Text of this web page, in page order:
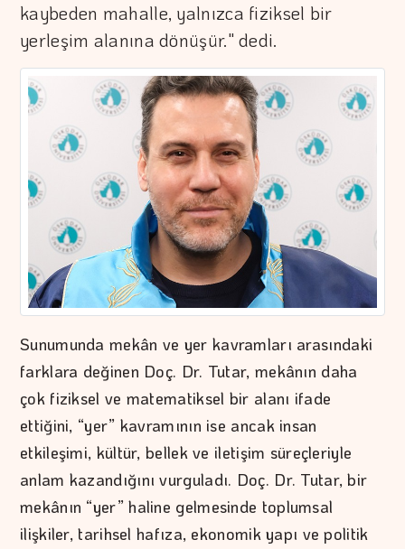
kaybeden mahalle, yalnızca fiziksel bir
yerleşim alanına dönüşür." dedi.
Sunumunda mekân ve yer kavramları arasındaki
farklara değinen Doç. Dr. Tutar, mekânın daha
çok fiziksel ve matematiksel bir alanı ifade
ettiğini, “yer” kavramının ise ancak insan
etkileşimi, kültür, bellek ve iletişim süreçleriyle
anlam kazandığını vurguladı. Doç. Dr. Tutar, bir
mekânın “yer” haline gelmesinde toplumsal
ilişkiler, tarihsel hafıza, ekonomik yapı ve politik